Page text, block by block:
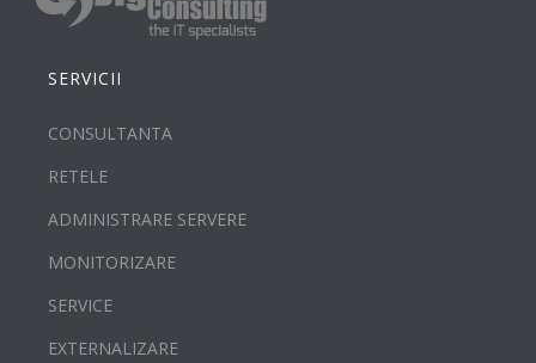
SERVICII
CONSULTANTA
RETELE
ADMINISTRARE SERVERE
MONITORIZARE
SERVICE
EXTERNALIZARE